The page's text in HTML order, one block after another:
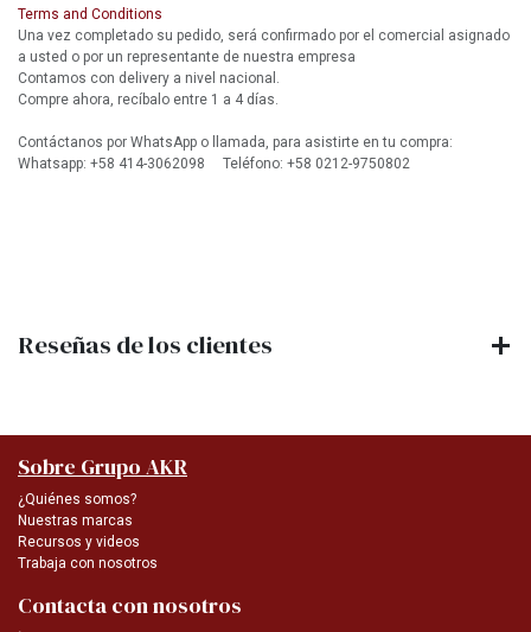
Terms and Conditions
Una vez completado su pedido, será confirmado por el comercial asignado
a usted o por un representante de nuestra empresa
Contamos con delivery a nivel nacional.
Compre ahora, recíbalo entre 1 a 4 días.
Contáctanos por WhatsApp o llamada, para asistirte en tu compra:
Whatsapp: +58 414-3062098 Teléfono: +58 0212-9750802
Reseñas de los clientes
Sobre Grupo AKR
¿Quiénes somos?
Nuestras marcas
Recursos y videos
Trabaja con nosotros
Contacta con nosotros